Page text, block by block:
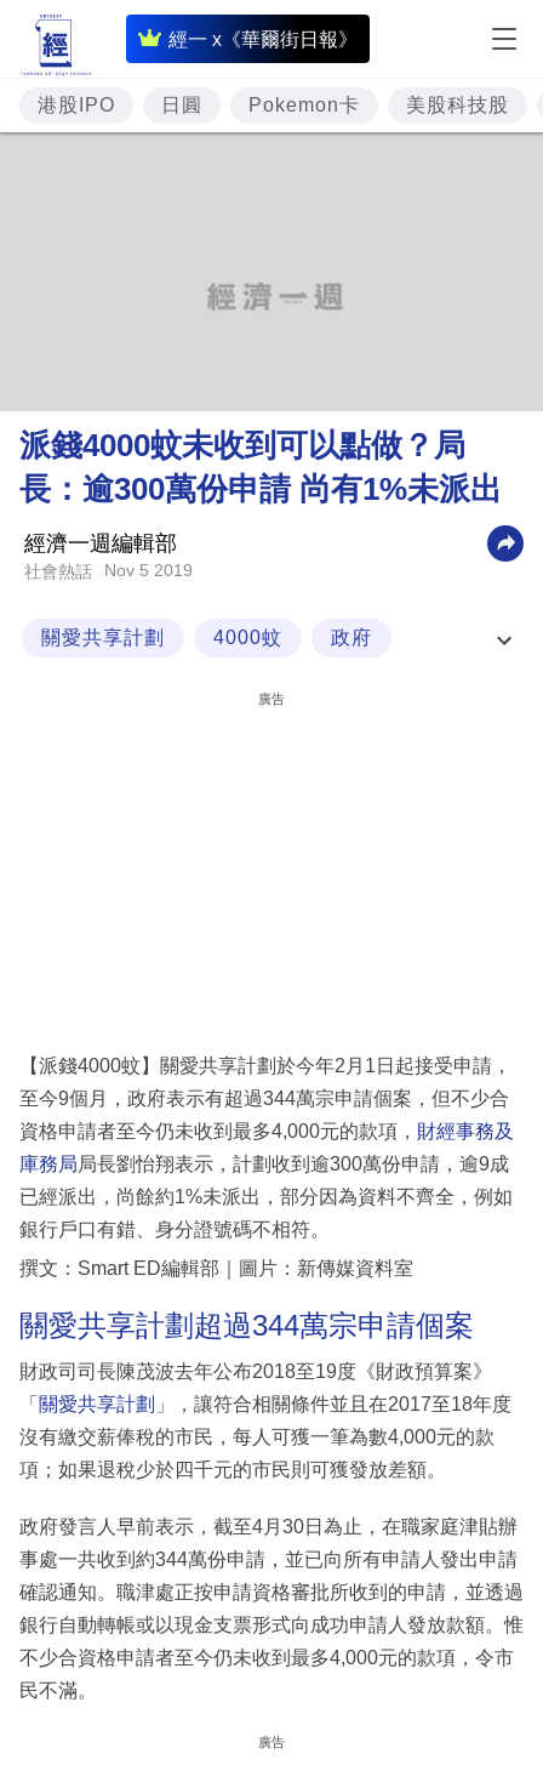
經一 x《華爾街日報》
即
時
財
經
理
財
商
業
科
區
港股IPO 日圓 Pokemon卡 美股科技股
派錢4000蚊未收到可以點做？局
長：逾300萬份申請 尚有1%未派出
經濟一週編輯部
社會熱話 Nov 5 2019
關愛共享計劃 4000蚊 政府
廣告
【派錢4000蚊】關愛共享計劃於今年2月1日起接受申請，
至今9個月，政府表示有超過344萬宗申請個案，但不少合
資格申請者至今仍未收到最多4,000元的款項， 財經事務及
庫務局局長劉怡翔表示，計劃收到逾300萬份申請，逾9成
已經派出，尚餘約1%未派出，部分因為資料不齊全，例如
銀行戶口有錯、身分證號碼不相符。
撰文：Smart ED編輯部｜圖片：新傳媒資料室
關愛共享計劃超過344萬宗申請個案
財政司司長陳茂波去年公布2018至19度《財政預算案》
「 關愛共享計劃 」，讓符合相關條件並且在2017至18年度
沒有繳交薪俸稅的市民，每人可獲一筆為數4,000元的款
項；如果退稅少於四千元的市民則可獲發放差額。
政府發言人早前表示，截至4月30日為止，在職家庭津貼辦
事處一共收到約344萬份申請，並已向所有申請人發出申請
確認通知。職津處正按申請資格審批所收到的申請，並透過
銀行自動轉帳或以現金支票形式向成功申請人發放款額。惟
不少合資格申請者至今仍未收到最多4,000元的款項，令市
民不滿。
廣告